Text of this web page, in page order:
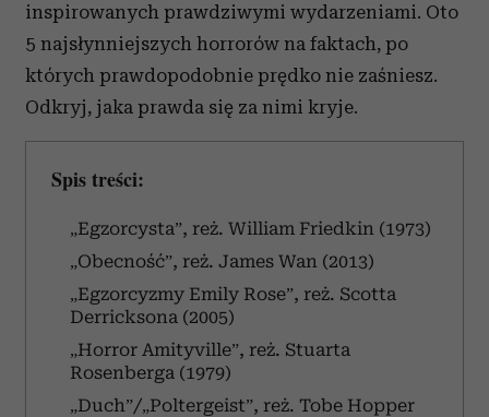
inspirowanych prawdziwymi wydarzeniami. Oto
5 najsłynniejszych horrorów na faktach, po
których prawdopodobnie prędko nie zaśniesz.
Odkryj, jaka prawda się za nimi kryje.
Spis treści:
„Egzorcysta”, reż. William Friedkin (1973)
„Obecność”, reż. James Wan (2013)
„Egzorcyzmy Emily Rose”, reż. Scotta
Derricksona (2005)
„Horror Amityville”, reż. Stuarta
Rosenberga (1979)
„Duch”/„Poltergeist”, reż. Tobe Hopper